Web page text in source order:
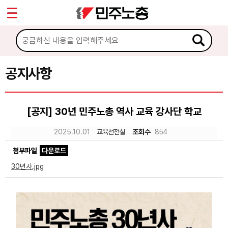
공지사항
[공지] 30년 민주노총 역사 교육 강사단 학교
2025.10.01 교육선전실 조회수 854
첨부파일
다운로드
30년사.jpg
마이페이지
소개
소식
공지사항
성명·보도
노동상담
자료
부설기관
Sketchbook5, 스케치북5
Sketchbook5, 스케치북5